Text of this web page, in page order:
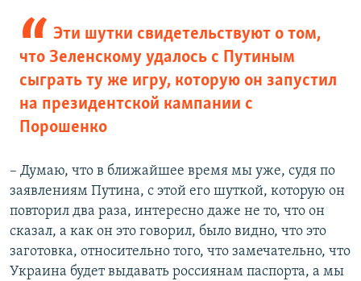
Эти шутки свидетельствуют о том,
что Зеленскому удалось с Путиным
сыграть ту же игру, которую он запустил
на президентской кампании с
Порошенко
– Думаю, что в ближайшее время мы уже, судя по
заявлениям Путина, с этой его шуткой, которую он
повторил два раза, интересно даже не то, что он
сказал, а как он это говорил, было видно, что это
заготовка, относительно того, что замечательно, что
Украина будет выдавать россиянам паспорта, а мы